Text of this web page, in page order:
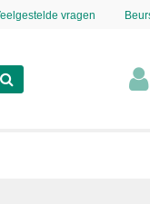
vragen